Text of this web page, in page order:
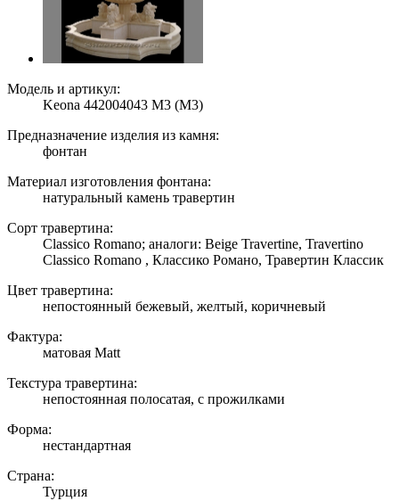
Модель и артикул:
Keona 442004043 M3 (M3)
Предназначение изделия из камня:
фонтан
Материал изготовления фонтана:
натуральный камень травертин
Сорт травертина:
Classico Romano; аналоги: Beige Travertine, Travertino
Classico Romano , Классико Романо, Травертин Классик
Цвет травертина:
непостоянный бежевый, желтый, коричневый
Фактура:
матовая Matt
Текстура травертина:
непостоянная полосатая, с прожилками
Форма:
нестандартная
Страна:
Турция